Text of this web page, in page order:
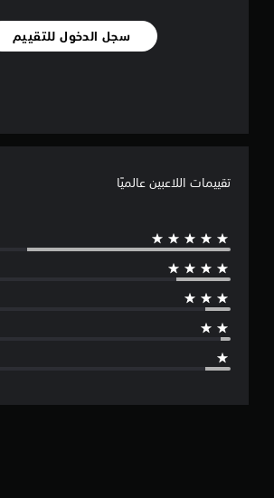
سجل الدخول للتقييم
تقييمات اللاعبين عالميًا